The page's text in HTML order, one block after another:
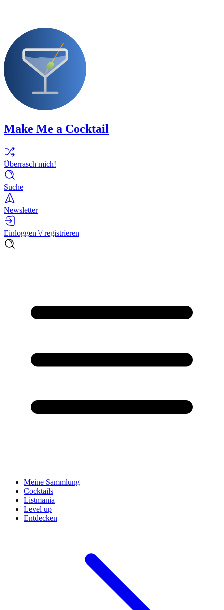
Make Me a Cocktail
Überrasch mich!
Suche
Newsletter
Einloggen \/ registrieren
Meine Sammlung
Cocktails
Listmania
Level up
Entdecken